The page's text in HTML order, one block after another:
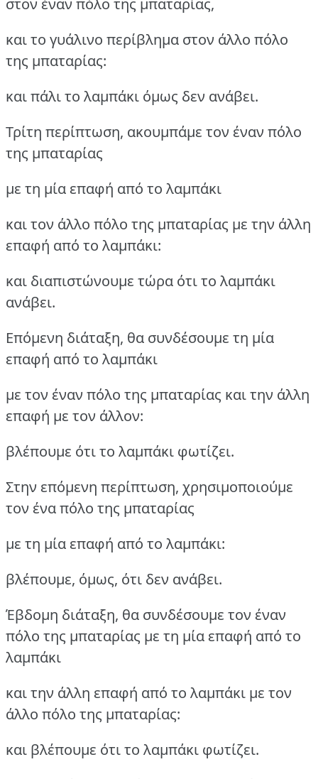
στον έναν πόλο της μπαταρίας,
και το γυάλινο περίβλημα στον άλλο πόλο
της μπαταρίας:
και πάλι το λαμπάκι όμως δεν ανάβει.
Τρίτη περίπτωση, ακουμπάμε τον έναν πόλο
της μπαταρίας
με τη μία επαφή από το λαμπάκι
και τον άλλο πόλο της μπαταρίας με την άλλη
επαφή από το λαμπάκι:
και διαπιστώνουμε τώρα ότι το λαμπάκι
ανάβει.
Επόμενη διάταξη, θα συνδέσουμε τη μία
επαφή από το λαμπάκι
με τον έναν πόλο της μπαταρίας και την άλλη
επαφή με τον άλλον:
βλέπουμε ότι το λαμπάκι φωτίζει.
Στην επόμενη περίπτωση, χρησιμοποιούμε
τον ένα πόλο της μπαταρίας
με τη μία επαφή από το λαμπάκι:
βλέπουμε, όμως, ότι δεν ανάβει.
Έβδομη διάταξη, θα συνδέσουμε τον έναν
πόλο της μπαταρίας με τη μία επαφή από το
λαμπάκι
και την άλλη επαφή από το λαμπάκι με τον
άλλο πόλο της μπαταρίας:
και βλέπουμε ότι το λαμπάκι φωτίζει.